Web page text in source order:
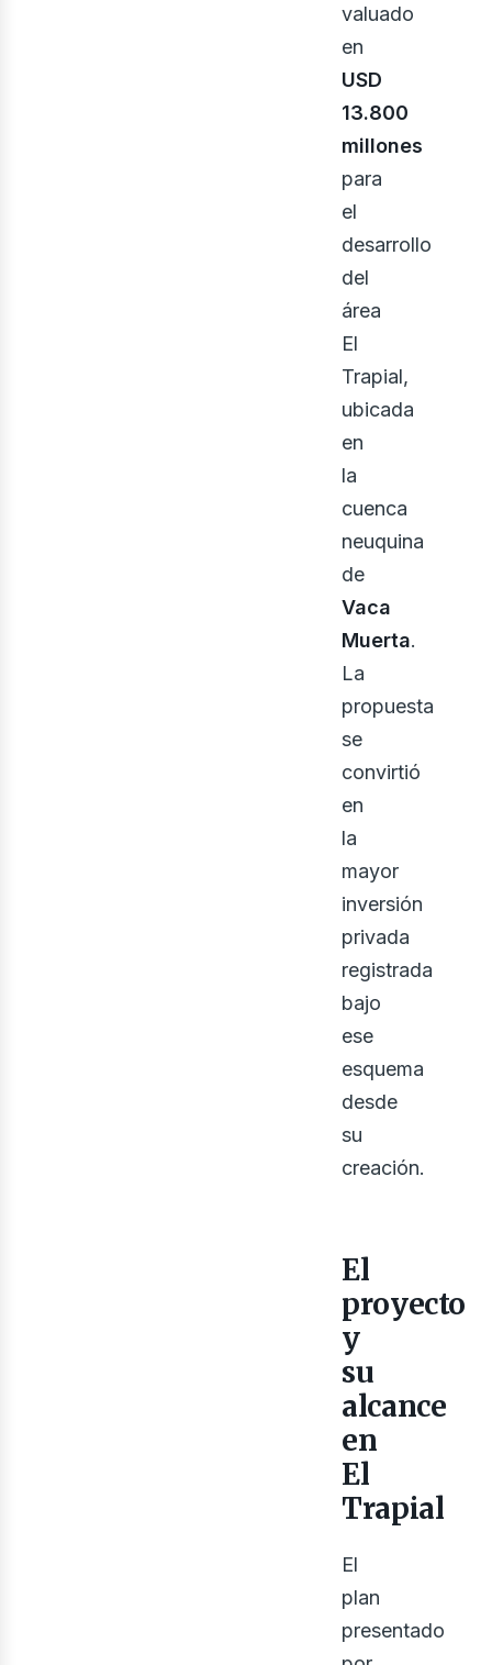
valuado
en
USD
13.800
millones
para
el
desarrollo
del
área
El
Trapial,
ubicada
en
la
cuenca
neuquina
de
Vaca
Muerta.
La
propuesta
se
convirtió
en
la
mayor
inversión
privada
registrada
bajo
ese
esquema
desde
su
creación.
El
proyecto
y
su
alcance
en
El
Trapial
El
plan
presentado